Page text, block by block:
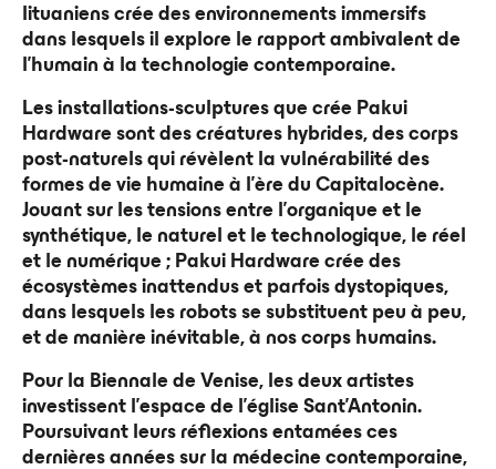
lituaniens crée des environnements immersifs
dans lesquels il explore le rapport ambivalent de
l’humain à la technologie contemporaine.
Les installations-sculptures que crée Pakui
Hardware sont des créatures hybrides, des corps
post-naturels qui révèlent la vulnérabilité des
formes de vie humaine à l’ère du Capitalocène.
Jouant sur les tensions entre l’organique et le
synthétique, le naturel et le technologique, le réel
et le numérique ; Pakui Hardware crée des
écosystèmes inattendus et parfois dystopiques,
dans lesquels les robots se substituent peu à peu,
et de manière inévitable, à nos corps humains.
Pour la Biennale de Venise, les deux artistes
investissent l’espace de l’église Sant’Antonin.
Poursuivant leurs réflexions entamées ces
dernières années sur la médecine contemporaine,